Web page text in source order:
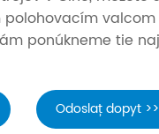
polohovacím
ponúkneme tie
Odoslať dopyt >>